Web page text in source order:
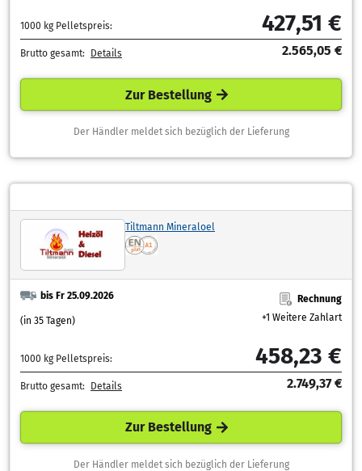
1000 kg Pelletspreis: 427,51 €
Brutto gesamt: Details 2.565,05 €
Zur Bestellung
Der Händler meldet sich bezüglich der Lieferung
Tiltmann Mineraloel
bis Fr 25.09.2026
(in 35 Tagen)
Rechnung
+1 Weitere Zahlart
1000 kg Pelletspreis: 458,23 €
Brutto gesamt: Details 2.749,37 €
Zur Bestellung
Der Händler meldet sich bezüglich der Lieferung